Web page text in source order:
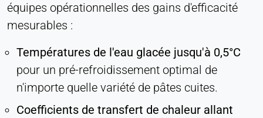
équipes opérationnelles des gains d'efficacité
mesurables :
Températures de l'eau glacée jusqu'à 0,5°C
pour un pré-refroidissement optimal de
n'importe quelle variété de pâtes cuites.
Coefficients de transfert de chaleur allant